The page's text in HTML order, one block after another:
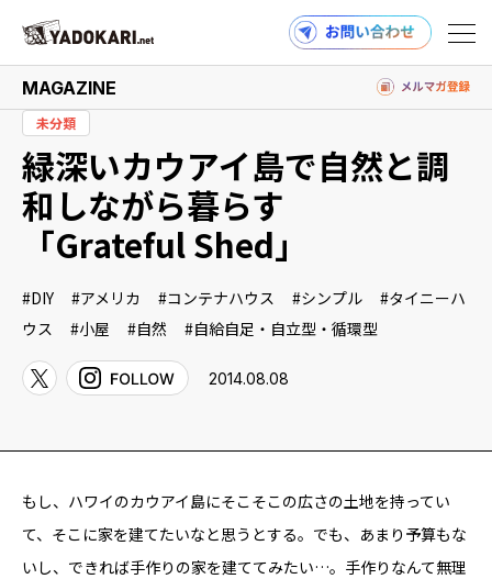
商品検索 読みもの検索
PRODUCTS
MAGAZINE
YADOKARI について
MAGAZINE
未分類
緑深いカウアイ島で自然と調
和しながら暮らす
「Grateful Shed」
DIY アメリカ コンテナハウス シンプル
タイニーハ
ウス
小屋 自然 自給自足・自立型・循環型
2014.08.08
もし、ハワイのカウアイ島にそこそこの広さの土地を持ってい
て、そこに家を建てたいなと思うとする。でも、あまり予算もな
いし、できれば手作りの家を建ててみたい…。手作りなんて無理